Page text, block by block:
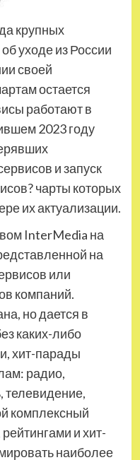
крупных
уходе из России
своей
остается
работают в
2023 году
и запуск
чарты которых
их актуализации.
InterMedia на
на
или
компаний.
но дается в
каких-либо
хит-парады
радио,
телевидение,
комплексный
и хит-
наиболее